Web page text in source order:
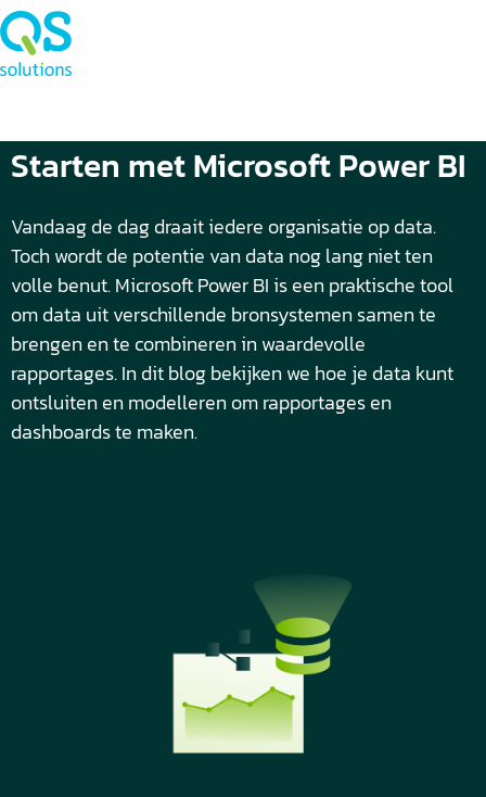
Starten met Microsoft Power BI
Vandaag de dag draait iedere organisatie op data.
Toch wordt de potentie van data nog lang niet ten
volle benut. Microsoft Power BI is een praktische tool
om data uit verschillende bronsystemen samen te
brengen en te combineren in waardevolle
rapportages. In dit blog bekijken we hoe je data kunt
ontsluiten en modelleren om rapportages en
dashboards te maken.